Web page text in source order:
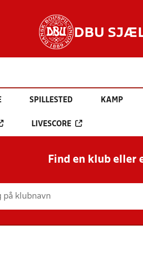
DBU
SPILLESTED KAMP
LIVESCORE
Find en klub eller